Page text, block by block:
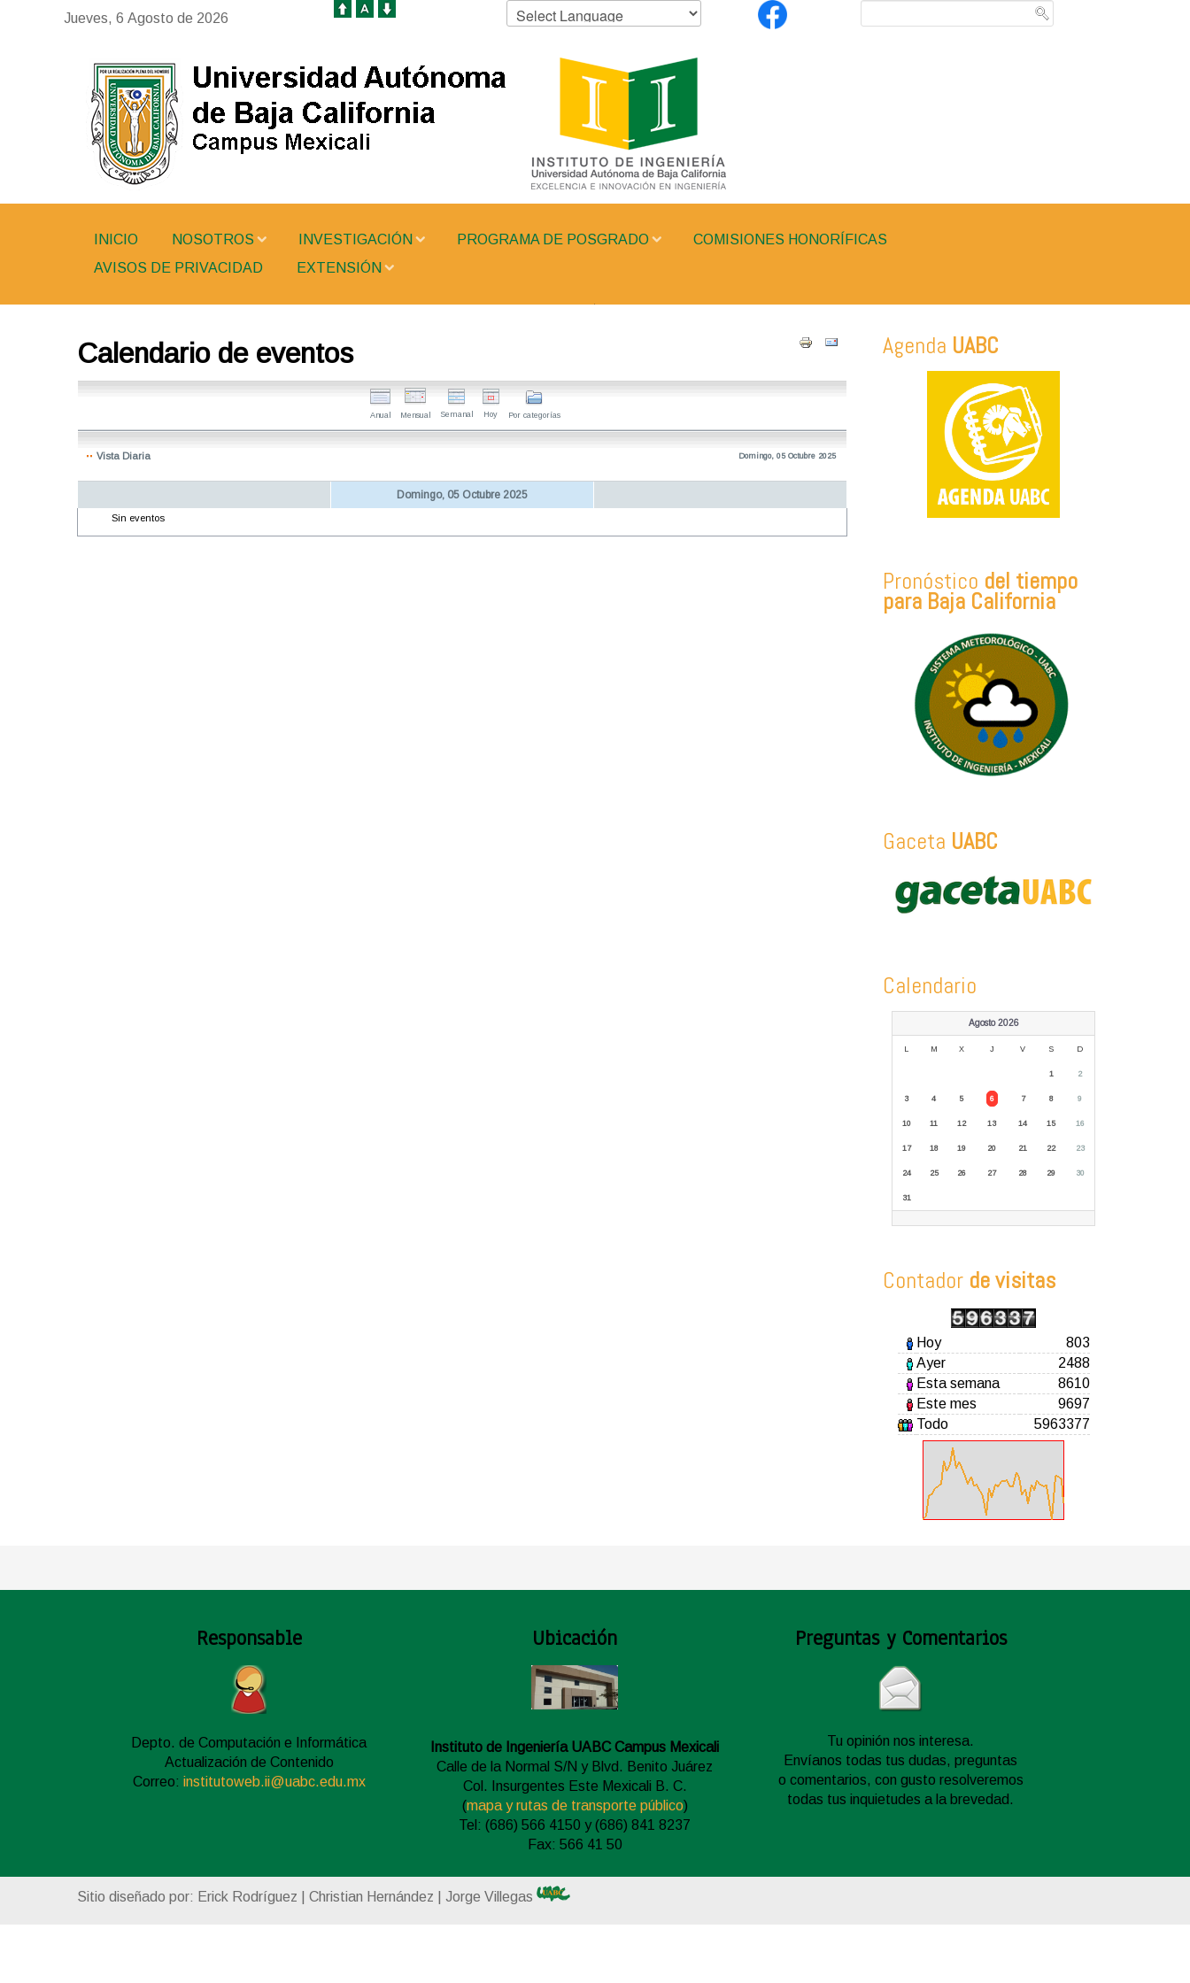
Jueves, 6 Agosto de 2026
INICIO NOSOTROS INVESTIGACIÓN PROGRAMA DE POSGRADO
COMISIONES HONORÍFICAS
AVISOS DE PRIVACIDAD
EXTENSIÓN
Calendario de eventos
Anual Mensual Semanal Hoy Por categorías
Vista Diaria Domingo, 05 Octubre 2025
Domingo, 05 Octubre 2025
Sin eventos
Agenda UABC
Pronóstico del tiempo
para Baja California
Gaceta UABC
Calendario
Agosto 2026
L M X J V S D
1 2
3 4 5 6 7 8 9
10 11 12 13 14 15 16
17 18 19 20 21 22 23
24 25 26 27 28 29 30
31
Contador de visitas
Hoy
803
Ayer
2488
Esta semana
8610
Este mes
9697
Todo
5963377
Responsable
Depto. de Computación e Informática
Actualización de Contenido
Correo: institutoweb.ii@uabc.edu.mx
Ubicación
Instituto de Ingeniería UABC Campus Mexicali
Calle de la Normal S/N y Blvd. Benito Juárez
Col. Insurgentes Este Mexicali B. C.
(mapa y rutas de transporte público)
Tel: (686) 566 4150 y (686) 841 8237
Fax: 566 41 50
Preguntas y Comentarios
Tu opinión nos interesa.
Envíanos todas tus dudas, preguntas
o comentarios, con gusto resolveremos
todas tus inquietudes a la brevedad.
Sitio diseñado por: Erick Rodríguez | Christian Hernández | Jorge Villegas